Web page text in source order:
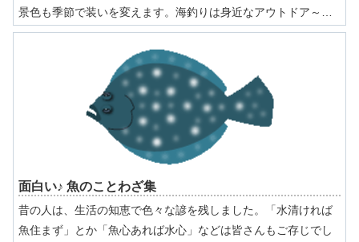
景色も季節で装いを変えます。海釣りは身近なアウトドア～一
年中海と釣りを楽しみましょう。日本の海には地上と同じよう
に四季の変化があります。花や緑がシーズンで彩りを変えてい
くのと同じで海の中も変化しますから、釣りの主役達もそれぞ
れ入れ替わります。
面白い♪ 魚のことわざ集
昔の人は、生活の知恵で色々な諺を残しました。「水清ければ
魚住まず」とか「魚心あれば水心」などは皆さんもご存じでし